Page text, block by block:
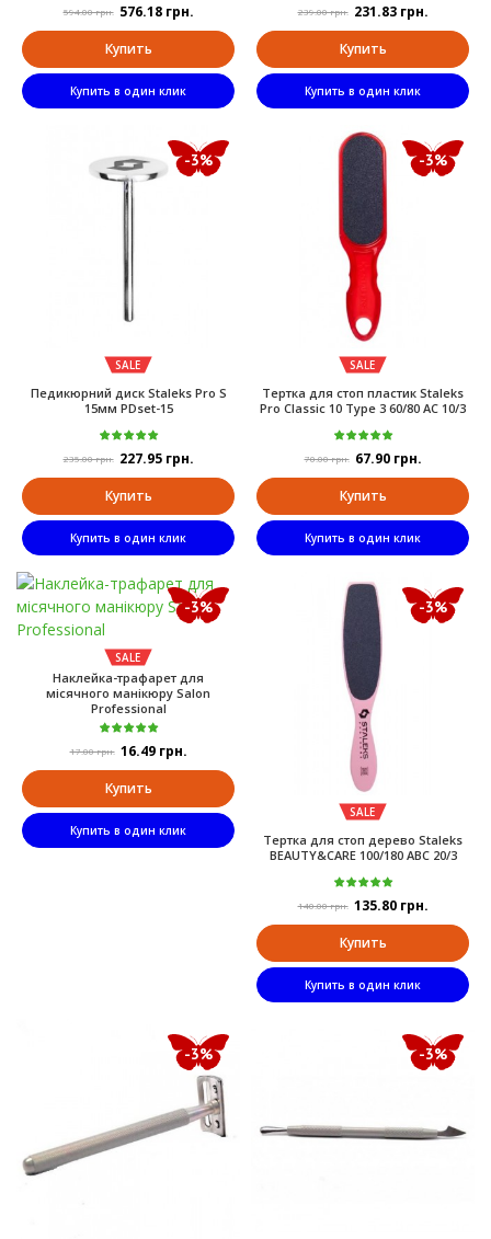
594.00 грн. 576.18 грн.
Купить
Купить в один клик
239.00 грн. 231.83 грн.
Купить
Купить в один клик
-3%
SALE
Педикюрний диск Staleks Pro S
15мм PDset-15
235.00 грн. 227.95 грн.
Купить
Купить в один клик
-3%
SALE
Тертка для стоп пластик Staleks
Pro Classic 10 Type 3 60/80 AC 10/3
70.00 грн. 67.90 грн.
Купить
Купить в один клик
-3%
SALE
Наклейка-трафарет для
місячного манікюру Salon
Professional
17.00 грн. 16.49 грн.
Купить
Купить в один клик
-3%
SALE
Тертка для стоп дерево Staleks
BEAUTY&CARE 100/180 ABC 20/3
140.00 грн. 135.80 грн.
Купить
Купить в один клик
-3% -3%